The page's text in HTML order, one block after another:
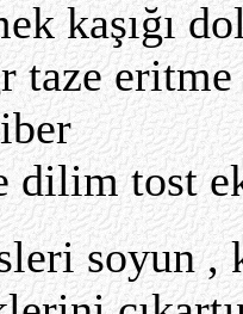
kaşığı
taze
dilim tost
soyun ,